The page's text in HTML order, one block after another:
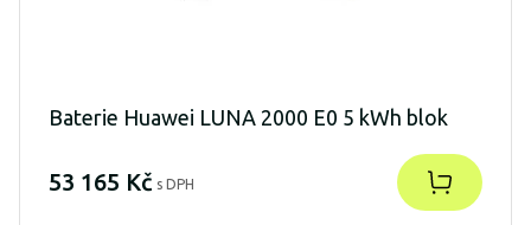
Baterie Huawei LUNA 2000 E0 5 kWh blok
53 165 Kč s DPH